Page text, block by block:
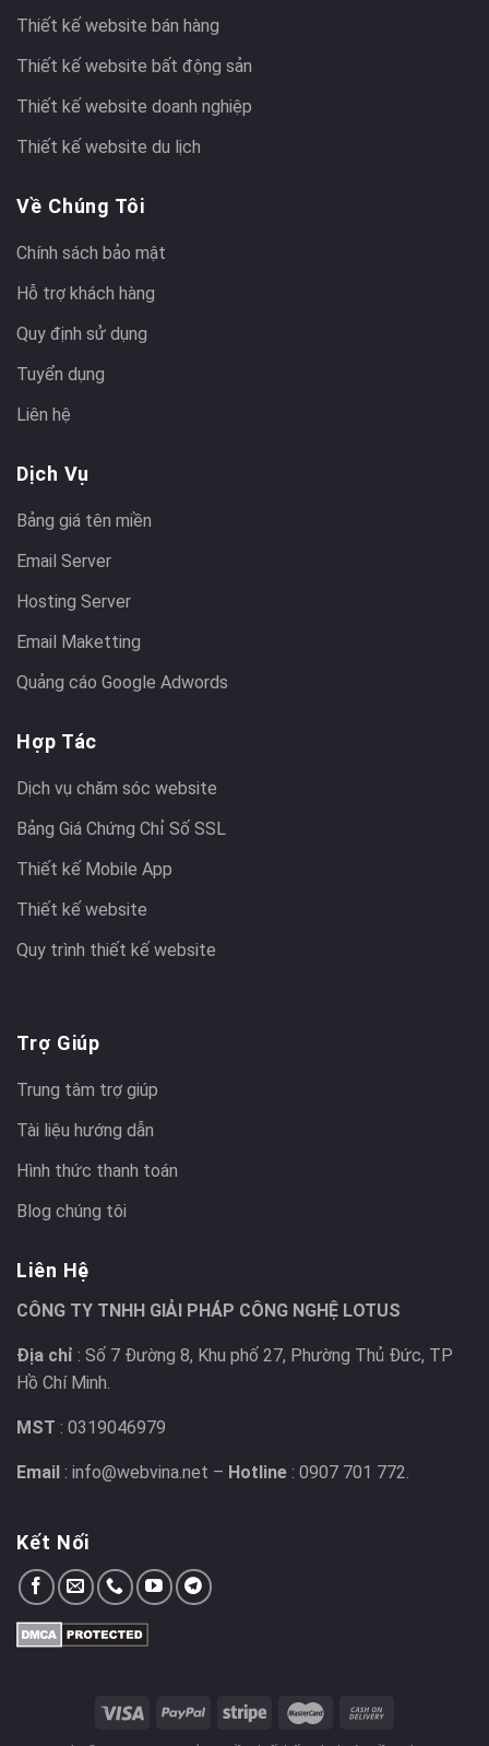
Thiết kế website bán hàng
Thiết kế website bất động sản
Thiết kế website doanh nghiệp
Thiết kế website du lịch
Về Chúng Tôi
Chính sách bảo mật
Hỗ trợ khách hàng
Quy định sử dụng
Tuyển dụng
Liên hệ
Dịch Vụ
Bảng giá tên miền
Email Server
Hosting Server
Email Maketting
Quảng cáo Google Adwords
Hợp Tác
Dịch vụ chăm sóc website
Bảng Giá Chứng Chỉ Số SSL
Thiết kế Mobile App
Thiết kế website
Quy trình thiết kế website
Trợ Giúp
Trung tâm trợ giúp
Tài liệu hướng dẫn
Hình thức thanh toán
Blog chúng tôi
Liên Hệ
CÔNG TY TNHH GIẢI PHÁP CÔNG NGHỆ LOTUS
Địa chỉ : Số 7 Đường 8, Khu phố 27, Phường Thủ Đức, TP
Hồ Chí Minh.
MST : 0319046979
Email : info@webvina.net – Hotline : 0907 701 772.
Kết Nối